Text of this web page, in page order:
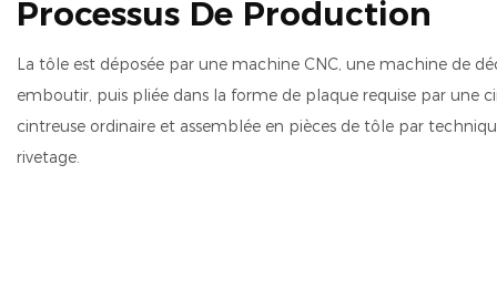
Processus De Production
La tôle est déposée par une machine CNC, une machine de
emboutir, puis pliée dans la forme de plaque requise par une
cintreuse ordinaire et assemblée en pièces de tôle par
rivetage.